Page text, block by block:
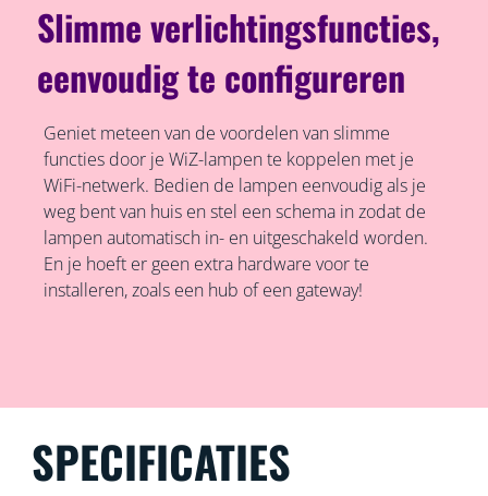
Slimme verlichtingsfuncties,
eenvoudig te configureren
Geniet meteen van de voordelen van slimme
functies door je WiZ-lampen te koppelen met je
WiFi-netwerk. Bedien de lampen eenvoudig als je
weg bent van huis en stel een schema in zodat de
lampen automatisch in- en uitgeschakeld worden.
En je hoeft er geen extra hardware voor te
installeren, zoals een hub of een gateway!
SPECIFICATIES